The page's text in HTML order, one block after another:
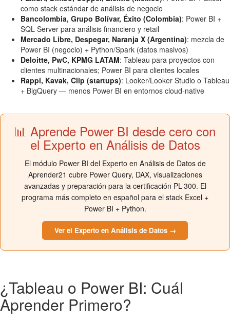
como stack estándar de análisis de negocio
Bancolombia, Grupo Bolívar, Éxito (Colombia): Power BI +
SQL Server para análisis financiero y retail
Mercado Libre, Despegar, Naranja X (Argentina): mezcla de
Power BI (negocio) + Python/Spark (datos masivos)
Deloitte, PwC, KPMG LATAM: Tableau para proyectos con
clientes multinacionales; Power BI para clientes locales
Rappi, Kavak, Clip (startups): Looker/Looker Studio o Tableau
+ BigQuery — menos Power BI en entornos cloud-native
📊 Aprende Power BI desde cero con
el Experto en Análisis de Datos
El módulo Power BI del Experto en Análisis de Datos de
Aprender21 cubre Power Query, DAX, visualizaciones
avanzadas y preparación para la certificación PL-300. El
programa más completo en español para el stack Excel +
Power BI + Python.
Ver el Experto en Análisis de Datos →
¿Tableau o Power BI: Cuál
Aprender Primero?